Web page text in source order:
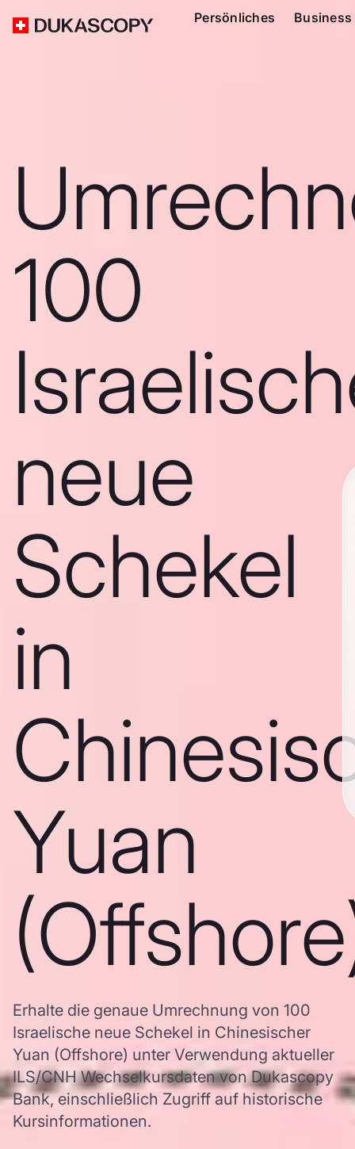
Persönliches Business
100
neue
Schekel
in
Yuan
Erhalte die genaue Umrechnung von 100
Israelische neue Schekel in Chinesischer
Yuan (Offshore) unter Verwendung aktueller
ILS/CNH Wechselkursdaten von Dukascopy
Bank, einschließlich Zugriff auf historische
Kursinformationen.